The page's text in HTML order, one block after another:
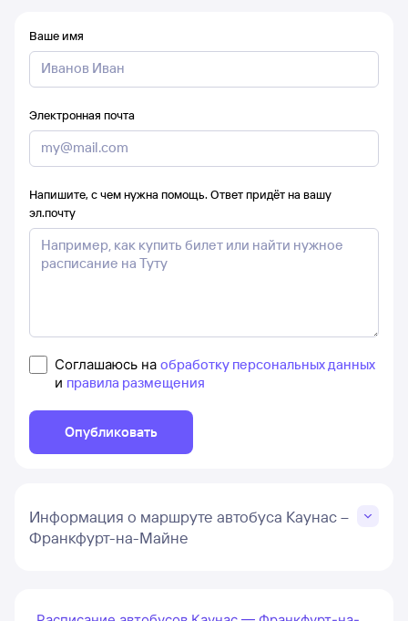
Ваше имя
Электронная почта
Напишите, с чем нужна помощь. Ответ придёт на вашу
эл.почту
Соглашаюсь на обработку персональных данных
и правила размещения
Опубликовать
Информация о маршруте автобуса Каунас –
Франкфурт-на-Майне